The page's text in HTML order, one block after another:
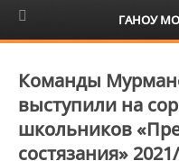
6+
Команды
выступили на
школьников
состязания»
ГАНОУ МО